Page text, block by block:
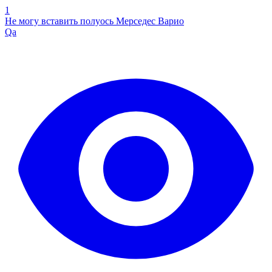
1
Не могу вставить полуось Мерседес Варио
Qa